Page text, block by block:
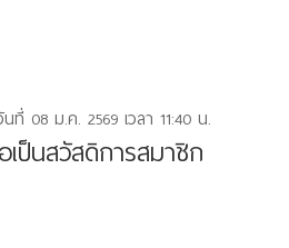
ที่ 08 ม.ค. 2569 เวลา 11:40 น.
ป็นสวัสดิการสมาชิก